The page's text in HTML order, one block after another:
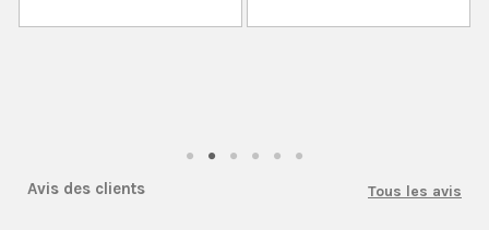
Avis des clients Tous les avis